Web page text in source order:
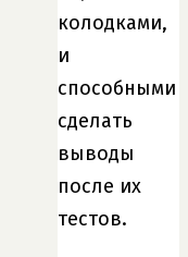
колодками,
и
способными
сделать
выводы
после их
тестов.